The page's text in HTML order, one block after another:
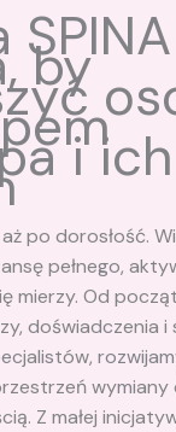
by
i ich
po dorosłość.
pełnego,
mierzy. Od
doświadczenia
wymiany
Z małej